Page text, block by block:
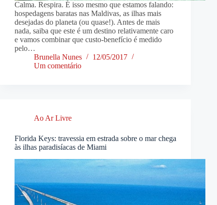
Calma. Respira. É isso mesmo que estamos falando:
hospedagens baratas nas Maldivas, as ilhas mais
desejadas do planeta (ou quase!). Antes de mais
nada, saiba que este é um destino relativamente caro
e vamos combinar que custo-benefício é medido
pelo…
Brunella Nunes
12/05/2017
Um comentário
Ao Ar Livre
Florida Keys: travessia em estrada sobre o mar chega
às ilhas paradisíacas de Miami